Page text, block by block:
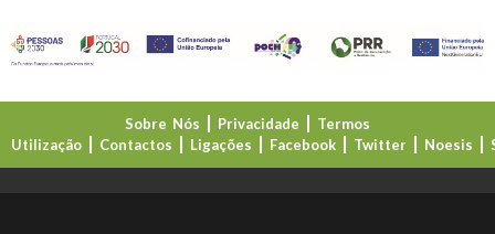
Sobre Nós Privacidade
Termos
Utilização
Contactos Ligações Facebook Twitter Noesis